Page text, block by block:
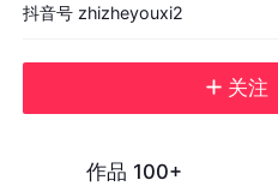
抖音号 zhizheyouxi2
关注
作品 100+